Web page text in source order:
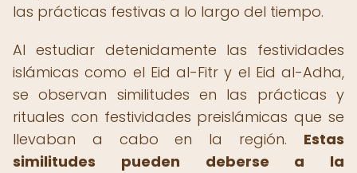
las prácticas festivas a lo largo del tiempo.
Al estudiar detenidamente las festividades
islámicas como el Eid al-Fitr y el Eid al-Adha,
se observan similitudes en las prácticas y
rituales con festividades preislámicas que se
llevaban a cabo en la región. Estas
similitudes pueden deberse a la